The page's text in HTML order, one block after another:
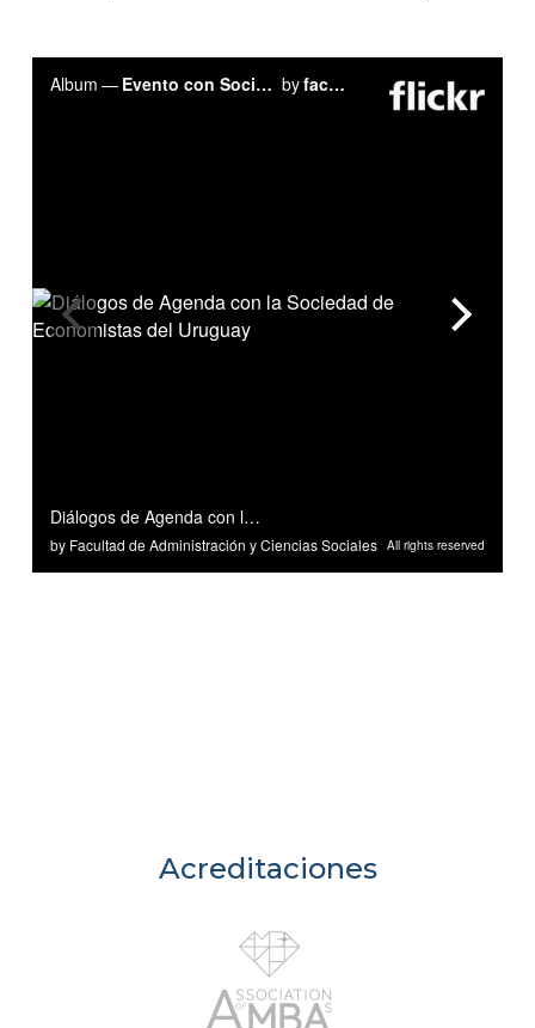
Acreditaciones